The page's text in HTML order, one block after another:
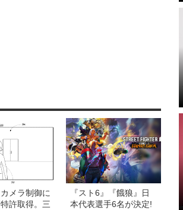
メラ制御に
許取得。三
『スト6』『餓狼』日
本代表選手6名が決定!